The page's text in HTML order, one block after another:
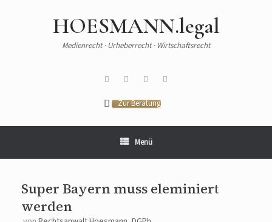
HOESMANN.legal
Medienrecht · Urheberrecht · Wirtschaftsrecht
Zur Beratung
Menü
Super Bayern muss eleminiert
werden